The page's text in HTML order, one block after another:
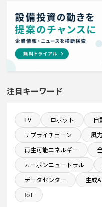
ホテル・宿泊事業を
新設計画
1億円以上のソフトウ
直近3か月以内に着
新規雇用者数100名以
純利益が10億円以上
金融・保険事業を営
設計画
直近3か月以内に完
従業員数10名以上の
注目キーワード
EV ロボット 自
サプライチェーン
風
再生可能エネルギー
カーボンニュートラル
データセンター
生成
IoT